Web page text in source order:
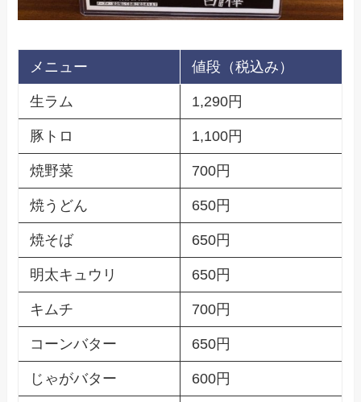
メニュー 値段（税込み）
生ラム 1,290円
豚トロ 1,100円
焼野菜 700円
焼うどん 650円
焼そば 650円
明太キュウリ 650円
キムチ 700円
コーンバター 650円
じゃがバター 600円